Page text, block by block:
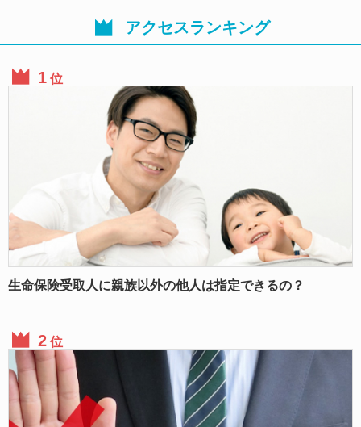
アクセスランキング
位
生命保険受取人に親族以外の他人は指定できるの？
位